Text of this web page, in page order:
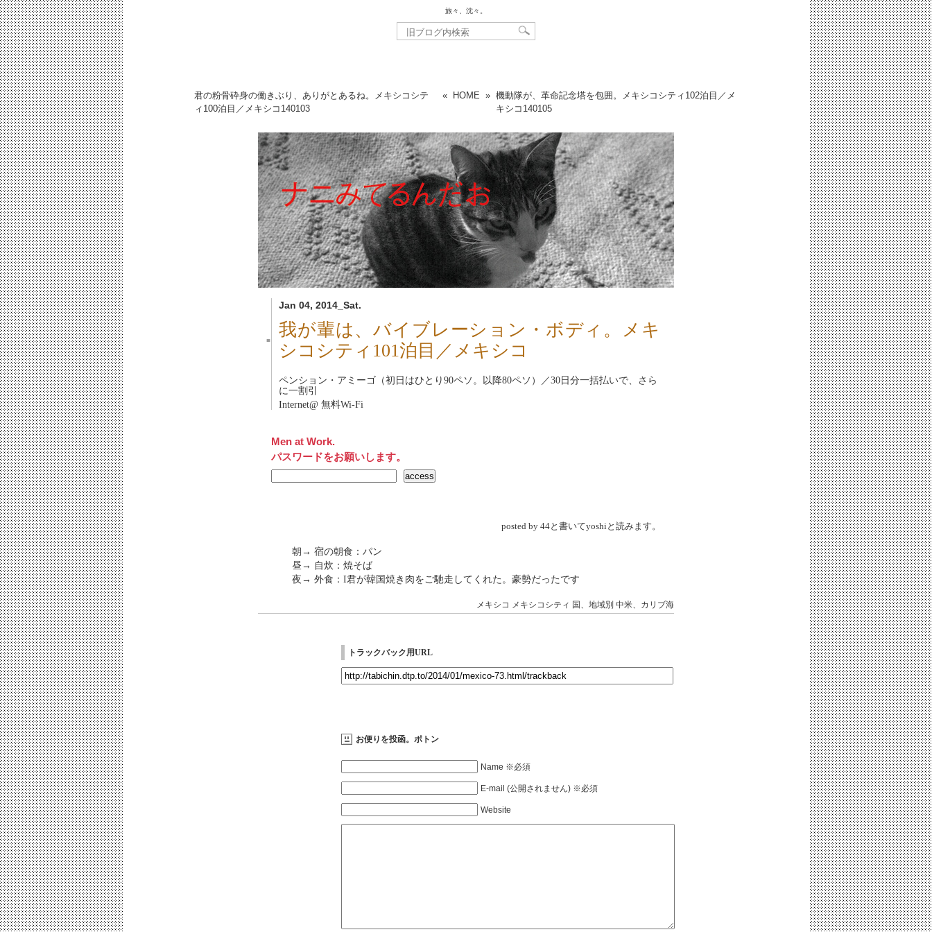
旅々、沈々。
君の粉骨砕身の働きぶり、ありがとあるね。メキシコシテ
ィ100泊目／メキシコ 140103
« HOME » 機動隊が、革命記念塔を包囲。メキシコシティ102泊目／メ
キシコ 140105
Jan 04, 2014_Sat.
■
我が輩は、バイブレーション・ボディ。メキ
シコシティ101泊目／メキシコ
ペンション・アミーゴ （初日はひとり90ペソ。以降80ペソ）／30日分一括払いで、さら
に一割引
Internet@ 無料Wi-Fi
Men at Work.
パスワードをお願いします。
posted by 44と書いてyoshiと読みます。
朝→ 宿の朝食：パン
昼→ 自炊：焼そば
夜→ 外食：I君が韓国焼き肉をご馳走してくれた。豪勢だったです
メキシコ メキシコシティ 国、地域別 中米、カリブ海
トラックバック用URL
お便りを投函。ポトン
Name ※必須
E-mail (公開されません) ※必須
Website